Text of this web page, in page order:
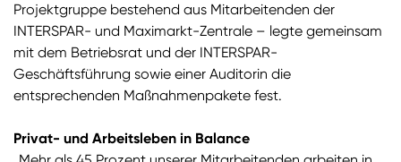
Projektgruppe bestehend aus Mitarbeitenden der
INTERSPAR- und Maximarkt-Zentrale – legte gemeinsam
mit dem Betriebsrat und der INTERSPAR-
Geschäftsführung sowie einer Auditorin die
entsprechenden Maßnahmenpakete fest.
Privat- und Arbeitsleben in Balance